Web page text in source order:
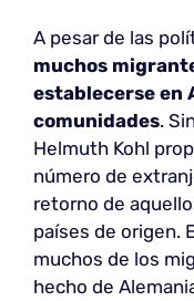
A pesar de las
muchos
establecerse en
comunidades.
Helmuth Kohl
número de
retorno de
países de origen.
muchos de los
hecho de